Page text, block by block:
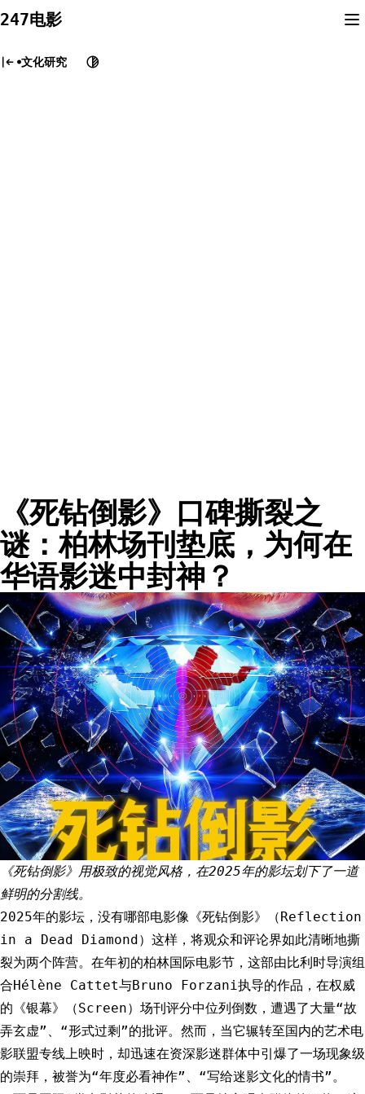
to
247电影
文化研究
《死钻倒影》口碑撕裂之
谜：柏林场刊垫底，为何在
华语影迷中封神？
《死钻倒影》用极致的视觉风格，在2025年的影坛划下了一道
鲜明的分割线。
2025年的影坛，没有哪部电影像《死钻倒影》（Reflection
in a Dead Diamond）这样，将观众和评论界如此清晰地撕
裂为两个阵营。在年初的柏林国际电影节，这部由比利时导演组
合Hélène Cattet与Bruno Forzani执导的作品，在权威
的《银幕》（Screen）场刊评分中位列倒数，遭遇了大量“故
弄玄虚”、“形式过剩”的批评。然而，当它辗转至国内的艺术电
影联盟专线上映时，却迅速在资深影迷群体中引爆了一场现象级
的崇拜，被誉为“年度必看神作”、“写给迷影文化的情书”。